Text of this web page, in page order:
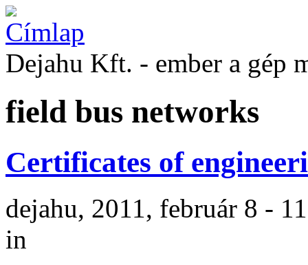
Dejahu Kft. - ember a gép
field bus networks
Certificates of
dejahu, 2011, február 8 -
in